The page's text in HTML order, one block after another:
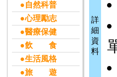
●自然科普
●心理勵志
●醫療保健
●飲 食
●生活風格
●旅 遊
詳
細
資
料